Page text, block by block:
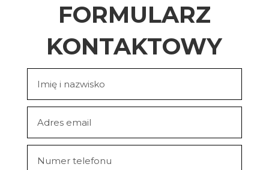
FORMULARZ
KONTAKTOWY